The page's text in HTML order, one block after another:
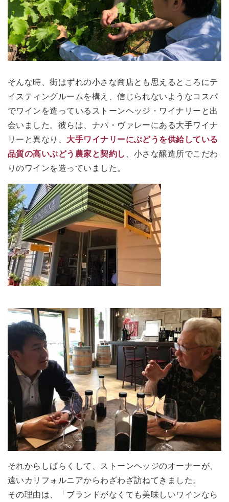
そんな時、街はずれの小さな商店とも思えるところにテ
イスティングルームを構え、信じられないようなコスパ
でワインを造っているストーンヘッジ・ワイナリーと出
会いました。彼らは、ナパ・ヴァレーにある大手ワイナ
リーと異なり、 大手ワイナリーにぶどうを供給している
品質の高いぶどう農家と契約し 、小さな醸造所でこだわ
りのワインを造っていました。
それからしばらくして、ストーンヘッジのオーナーが、
遠いカリフォルニアからわざわざ訪ねてきました。
その理由は、「ブランドがなくても美味しいワインなら